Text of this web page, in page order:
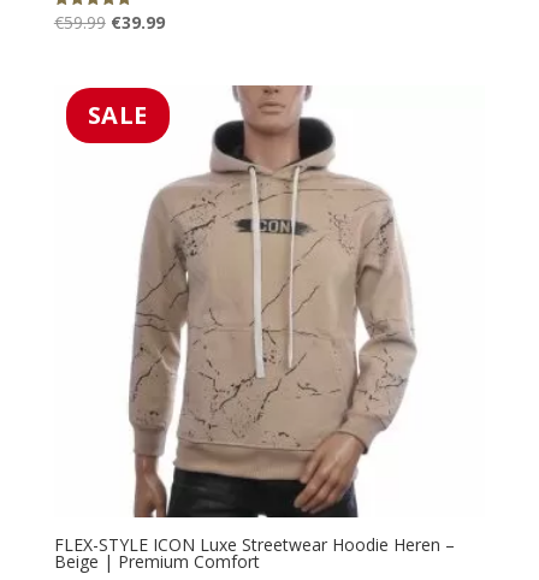
Gewaardeerd
5.00
€59.99 Oorspronkelijke
€59.99.
€39.99Huidige
€39.99.
SALE
FLEX-STYLE ICON Luxe Streetwear Hoodie Heren –
Beige | Premium Comfort